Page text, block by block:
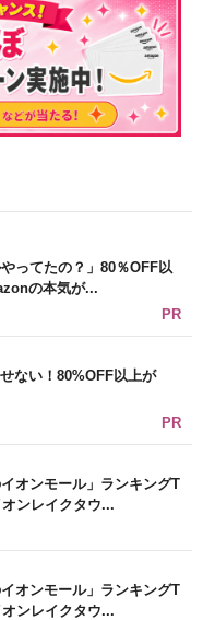
ってたの？」80％OFF以
の本気が...
PR
ない！80%OFF以上が
PR
イオンモール」ランキングT
ンレイクタウ...
イオンモール」ランキングT
ンレイクタウ...